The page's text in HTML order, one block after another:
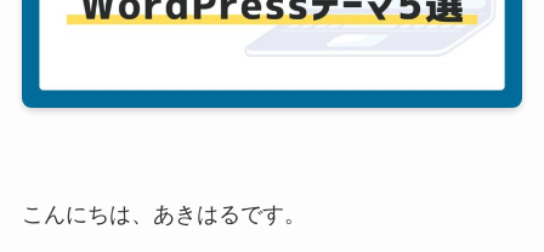
こんにちは、あきはるです。